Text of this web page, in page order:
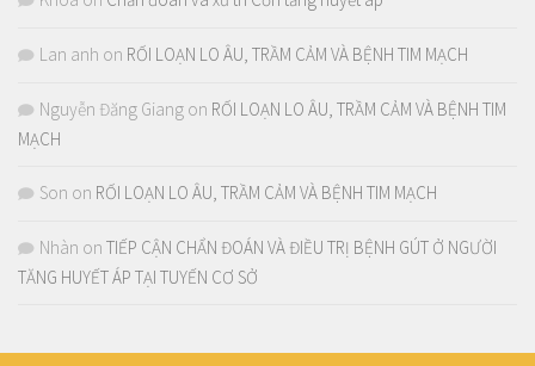
Lan anh on RỐI LOẠN LO ÂU, TRẦM CẢM VÀ BỆNH TIM MẠCH
Nguyễn Đăng Giang on RỐI LOẠN LO ÂU, TRẦM CẢM VÀ BỆNH TIM
MẠCH
Son on RỐI LOẠN LO ÂU, TRẦM CẢM VÀ BỆNH TIM MẠCH
Nhàn on TIẾP CẬN CHẨN ĐOÁN VÀ ĐIỀU TRỊ BỆNH GÚT Ở NGƯỜI
TĂNG HUYẾT ÁP TẠI TUYẾN CƠ SỞ